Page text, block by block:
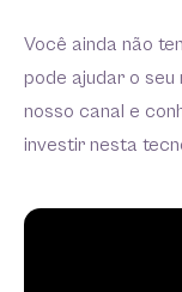
Você ainda não
pode ajudar o
nosso canal e
investir nesta